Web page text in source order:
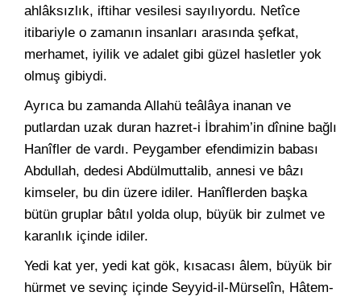
ahlâksızlık, iftihar vesilesi sayılıyordu. Netîce
itibariyle o zamanın insanları arasında şefkat,
merhamet, iyilik ve adalet gibi güzel hasletler yok
olmuş gibiydi.
Ayrıca bu zamanda Allahü teâlâya inanan ve
putlardan uzak duran hazret-i İbrahim’in dînine bağlı
Hanîfler de vardı. Peygamber efendimizin babası
Abdullah, dedesi Abdülmuttalib, annesi ve bâzı
kimseler, bu din üzere idiler. Hanîflerden başka
bütün gruplar bâtıl yolda olup, büyük bir zulmet ve
karanlık içinde idiler.
Yedi kat yer, yedi kat gök, kısacası âlem, büyük bir
hürmet ve sevinç içinde Seyyid-il-Mürselîn, Hâtem-